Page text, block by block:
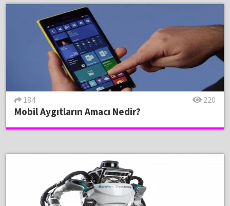
184 220
Mobil Aygıtların Amacı Nedir?